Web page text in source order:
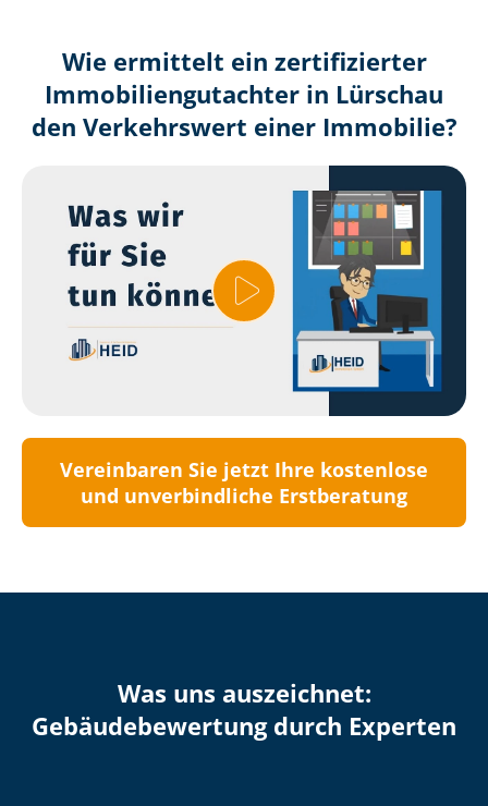
Wie ermittelt ein zertifizierter
Immobilien­gutachter in Lürschau
den Verkehrswert einer Immobilie?
Vereinbaren Sie jetzt Ihre kostenlose
und unverbindliche Erstberatung
Was uns auszeichnet:
Ge­bäu­de­be­wer­tung durch Experten